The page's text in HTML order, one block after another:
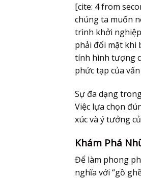
[cite: 4 from
chúng ta muốn
trình khởi
phải đối mặt khi
tính hình tượng
phức tạp của vấn
Sự đa dạng
Việc lựa chọn
xúc và ý tưởng
Khám Phá
Để làm phong
nghĩa với “gồ